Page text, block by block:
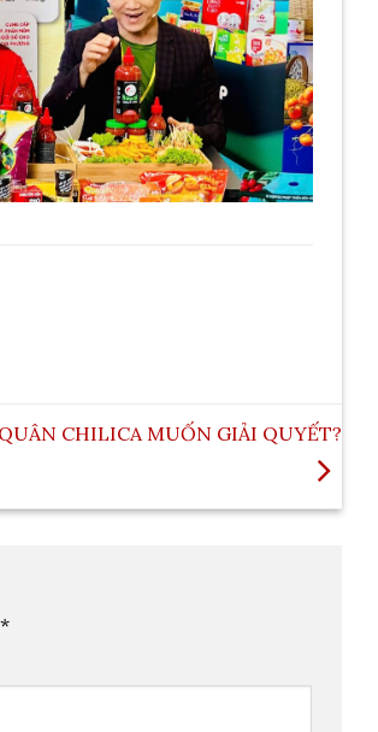
CHILICA MUỐN GIẢI QUYẾT?
*